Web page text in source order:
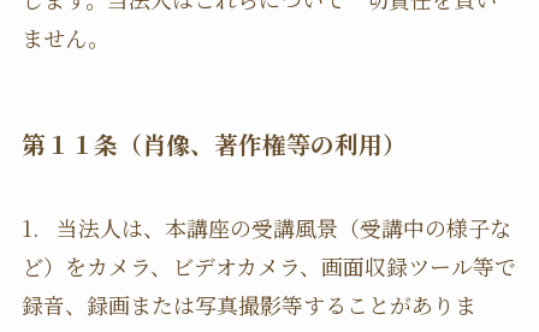
ません。
第１１条（肖像、著作権等の利用）
1. 当法人は、本講座の受講風景（受講中の様子な
ど）をカメラ、ビデオカメラ、画面収録ツール等で
録音、録画または写真撮影等することがありま